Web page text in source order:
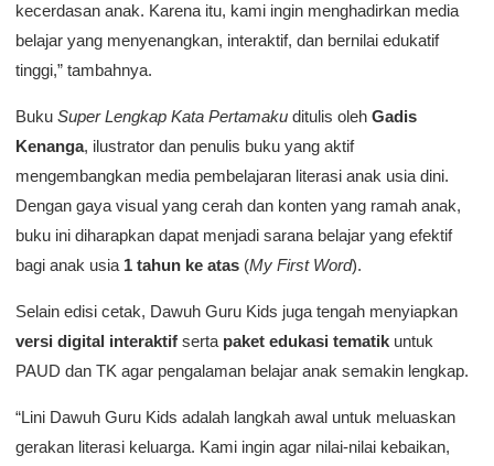
kecerdasan anak. Karena itu, kami ingin menghadirkan media
belajar yang menyenangkan, interaktif, dan bernilai edukatif
tinggi,” tambahnya.
Buku Super Lengkap Kata Pertamaku ditulis oleh Gadis
Kenanga, ilustrator dan penulis buku yang aktif
mengembangkan media pembelajaran literasi anak usia dini.
Dengan gaya visual yang cerah dan konten yang ramah anak,
buku ini diharapkan dapat menjadi sarana belajar yang efektif
bagi anak usia 1 tahun ke atas (My First Word).
Selain edisi cetak, Dawuh Guru Kids juga tengah menyiapkan
versi digital interaktif serta paket edukasi tematik untuk
PAUD dan TK agar pengalaman belajar anak semakin lengkap.
“Lini Dawuh Guru Kids adalah langkah awal untuk meluaskan
gerakan literasi keluarga. Kami ingin agar nilai-nilai kebaikan,